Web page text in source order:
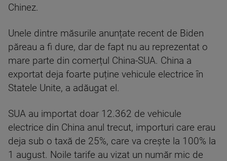
Chinez.
Unele dintre măsurile anunțate recent de Biden
păreau a fi dure, dar de fapt nu au reprezentat o
mare parte din comerțul China-SUA. China a
exportat deja foarte puține vehicule electrice în
Statele Unite, a adăugat el.
SUA au importat doar 12.362 de vehicule
electrice din China anul trecut, importuri care erau
deja sub o taxă de 25%, care va crește la 100% la
1 august. Noile tarife au vizat un număr mic de